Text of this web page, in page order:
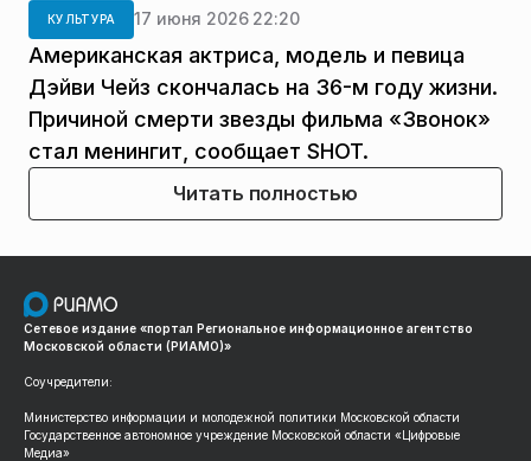
КУЛЬТУРА 17 июня 2026 22:20
Американская актриса, модель и певица
Дэйви Чейз скончалась на 36-м году жизни.
Причиной смерти звезды фильма «Звонок»
стал менингит, сообщает SHOT.
Читать полностью
Сетевое издание «портал Региональное информационное агентство
Московской области (РИАМО)»
Соучредители:
Министерство информации и молодежной политики Московской области
Государственное автономное учреждение Московской области «Цифровые
Медиа»